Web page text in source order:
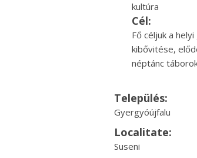
kultúra
Cél:
Fő céljuk a
kibővitése,
néptánc
Település:
Gyergyóújfalu
Localitate:
Suseni